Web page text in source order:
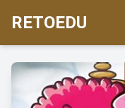
RETOEDU